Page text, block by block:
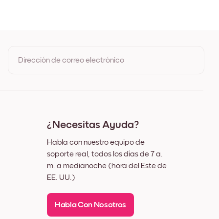
Dirección de correo electrónico
¿Necesitas Ayuda?
Habla con nuestro equipo de
soporte real, todos los días de 7 a.
m. a medianoche (hora del Este de
EE. UU.)
Habla Con Nosotros